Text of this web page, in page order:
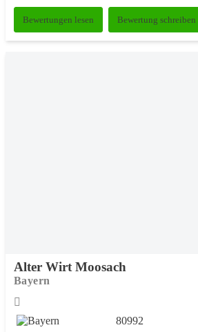
Bewertungen lesen Bewertung schreiben
Alter Wirt Moosach
Bayern
80992